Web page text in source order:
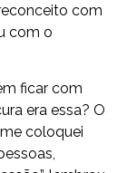
com
com o
ficar com
era essa? O
coloquei